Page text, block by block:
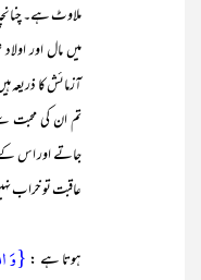
ملاوٹ ہے۔ چنانچہ
میں مال اور
آزمائش کا ذریعہ
تم ان کی محبت
جاتے اور اس کے
عاقبت تو خراب
اس آیت کا
ہوتا ہے :{وَ